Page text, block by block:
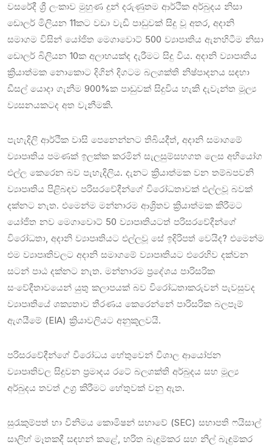
වසරේදී ශ්‍රී ලංකාව මුහුණ දුන් දරුණුතම ආර්ථික අර්බුදය නිසා
ඩොලර් මිලියන 11කට වඩා වැඩි පාඩුවක් සිදු වූ අතර, අදානි
සමාගම විසින් යෝජිත මෙගාවොට් 500 ව්‍යාපෘතිය ඇනහිටීම නිසා
ඩොලර් බිලියන 10ක අලාභයක්ද දැරීමට සිදු විය. අදානි ව්‍යාපෘතිය
ක්‍රියාත්මක නොකොට දිගින් දිගටම බලශක්ති නිෂ්පාදනය සඳහා
ඩීසල් යොදා ගැනීම 900%ක පාඩුවක් සිදුවිය හැකි දැවැන්ත මූල්‍ය
ව්‍යසනයකටද අත වැනීමකි.
පැහැදිලි ආර්ථික වාසි පෙනෙන්නට තිබියදීත්, අදානි සමාගමේ
ව්‍යාපෘතිය පමණක් ඉලක්ක කරමින් සැලසුම්සහගත ලෙස අභියෝග
එල්ල කෙරෙන බව පැහැදිලිය. දැනට ක්‍රියාත්මක වන තම්බපවනි
ව්‍යාපෘතිය පිළිබඳව පරිසරවේදීන්ගේ විරෝධතාවක් එල්ලවූ බවක්
දක්නට නැත. එමෙන්ම මන්නාරම ආශ්‍රිතව ක්‍රියාත්මක කිරීමට
යෝජිත නව මෙගාවොට් 50 ව්‍යාපෘතියටත් පරිසරවේදීන්ගේ
විරෝධතා, අදානි ව්‍යාපෘතියට එල්ලවූ සේ ඉදිරිපත් වෙයිද? එමෙන්ම
එම ව්‍යාපෘතිවලට අදානි සමාගමේ ව්‍යාපෘතියට එරෙහිව දක්වන
සටන් පාඨ දක්නට නැත. මන්නාරම ප්‍රදේශය පාරිසරික
සංවේදීතාවයෙන් යුතු කලාපයක් බව විරෝධතාකරුවන් පැවසුවද
ව්‍යාපෘතියේ ශක්‍යතාව තීරණය කෙරෙන්නේ පාරිසරික බලපෑම්
ඇගයීමේ (EIA) ක්‍රියාවලියට අනුකූලවයි.
පරිසරවේදීන්ගේ විරෝධය හේතුවෙන් විශාල ආයෝජන
ව්‍යාපෘතිවල සිදුවන ප්‍රමාදය රටේ බලශක්ති අර්බුදය සහ මූල්‍ය
අර්බුදය තවත් උග්‍ර කිරීමට හේතුවක් වනු ඇත.
සුරැකුම්පත් හා විනිමය කොමිෂන් සභාවේ (SEC) සභාපති ෆයිසාල්
සාලිහ් මෑතකදී සඳහන් කළේ, හරිත බැඳුම්කර සහ නිල් බැඳුම්කර